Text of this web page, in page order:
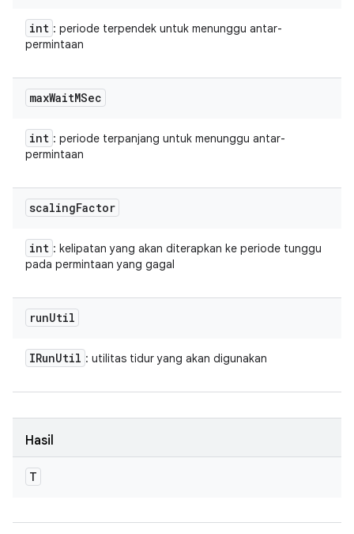
int : periode terpendek untuk menunggu antar-
permintaan
maxWaitMSec
int : periode terpanjang untuk menunggu antar-
permintaan
scalingFactor
int : kelipatan yang akan diterapkan ke periode tunggu
pada permintaan yang gagal
runUtil
IRunUtil : utilitas tidur yang akan digunakan
Hasil
T